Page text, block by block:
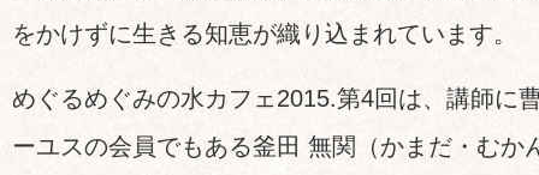
をかけずに生きる知恵が織り込まれています。
めぐるめぐみの水カフェ2015.第4回は、講師に
ーユスの会員でもある釜田 無関（かまだ・むか